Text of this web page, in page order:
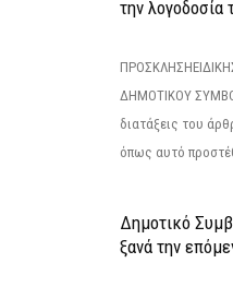
την λογοδοσία
ΔΗΜΟΤΙΚΟΥ
διατάξεις του
όπως αυτό
Δημοτικό
ξανά την